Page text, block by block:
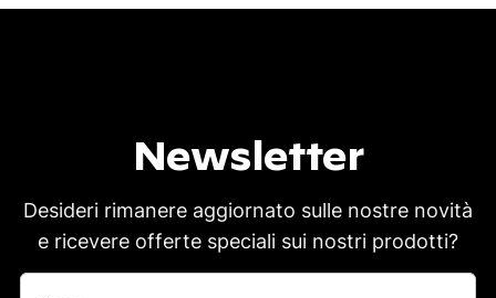
Newsletter
Desideri rimanere aggiornato sulle nostre novità
e ricevere offerte speciali sui nostri prodotti?
Nome